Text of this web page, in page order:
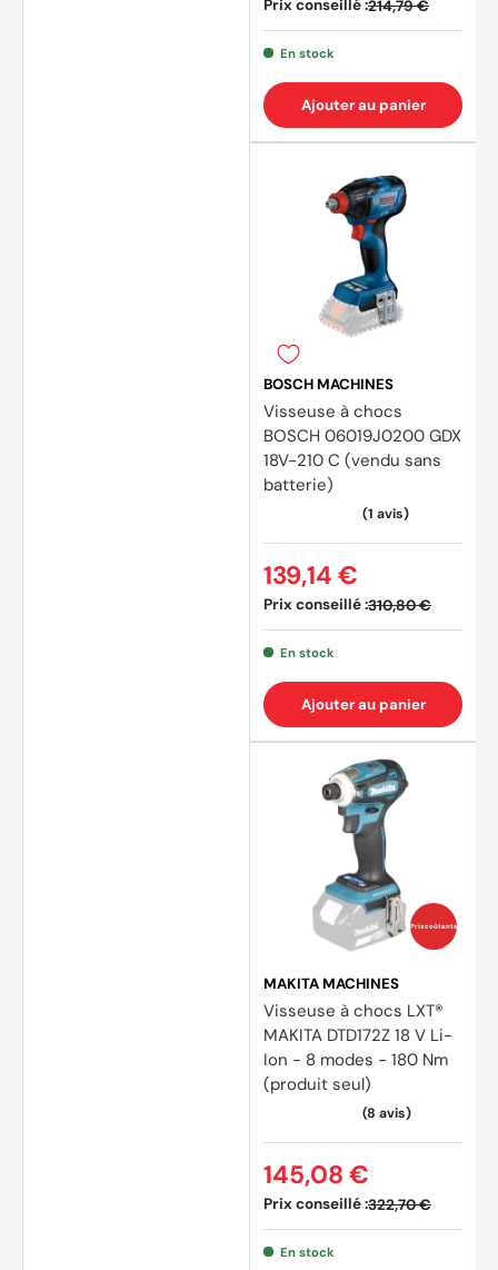
(26
Prix conseillé :214,79 €
En stock
Ajouter au panier
BOSCH MACHINES
Visseuse à chocs
BOSCH 06019J0200 GDX
18V-210 C (vendu sans
batterie)
Prix conseillé :310,80 €
139,14 €
En stock
Ajouter au panier
Prix coûtants
MAKITA MACHINES
Visseuse à chocs LXT®
MAKITA DTD172Z 18 V Li-
Ion - 8 modes - 180 Nm
(produit seul)
Prix conseillé :322,70 €
145,08 €
En stock